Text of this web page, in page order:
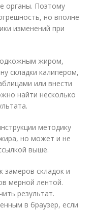
органы. Поэтому
но вполне
изменений при
жиром,
складки калипером,
или внести
найти несколько
методику
но может и не
выше.
складок и
мерной лентой.
результат.
в браузер, если